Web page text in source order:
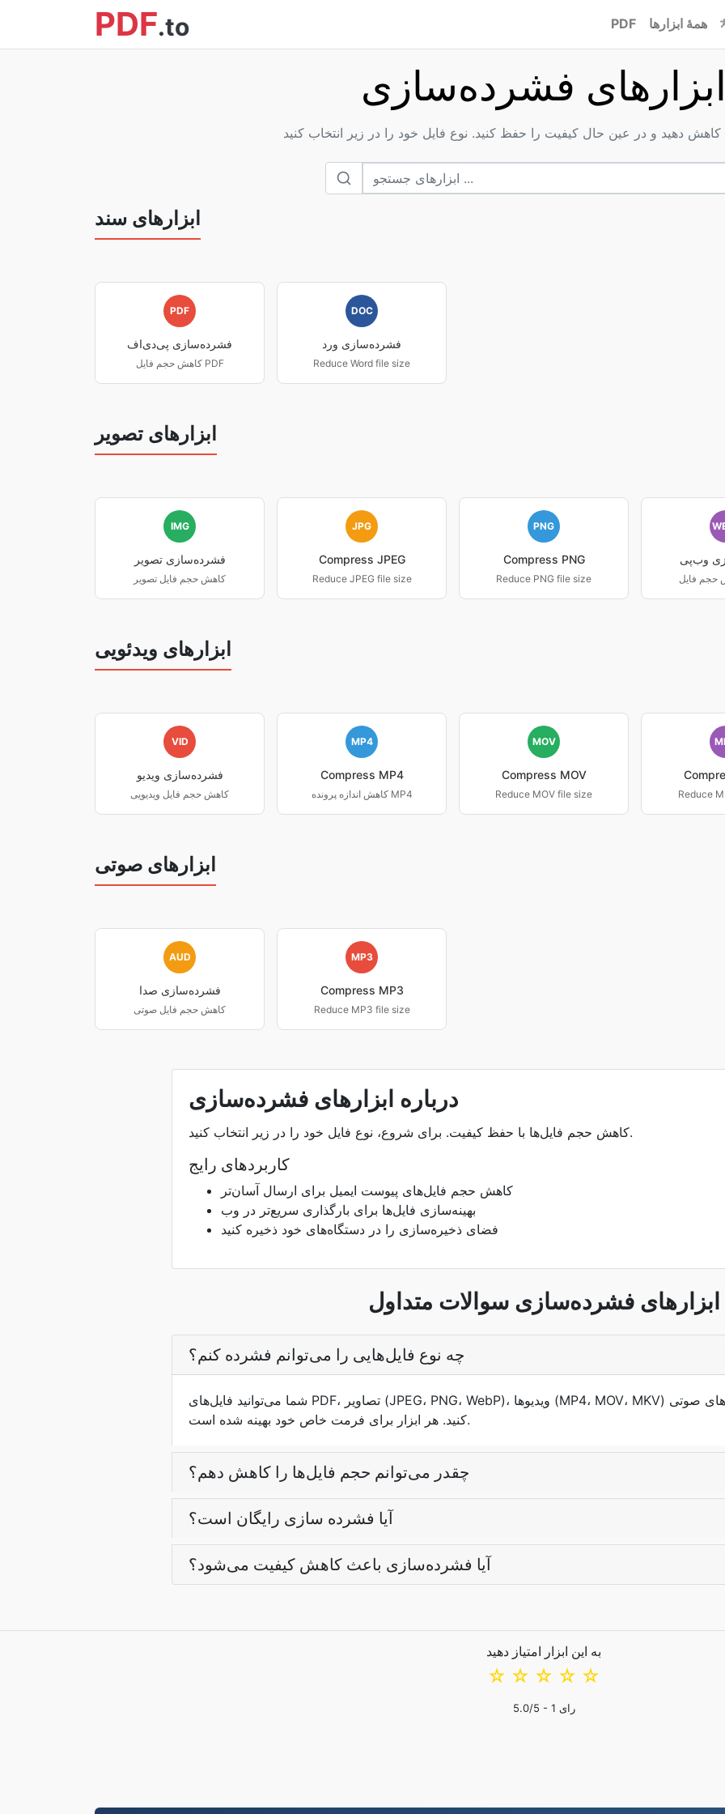
PDF.to PDF همۀ ابزارها
فشرده‌سازی
ابزارهای سند
PDF
فشرده‌سازی پی‌دی‌اف
کاهش حجم فایل PDF
DOC
فشرده‌سازی ورد
Reduce Word file size
ابزارهای تصویر
IMG
فشرده‌سازی تصویر
کاهش حجم فایل تصویر
JPG
Compress JPEG
Reduce JPEG file size
PNG
Compress PNG
Reduce PNG file size
وب‌پی
ابزارهای ویدئویی
VID
فشرده‌سازی ویدیو
کاهش حجم فایل ویدیویی
MP4
Compress MP4
کاهش اندازه پرونده MP4
MOV
Compress MOV
Reduce MOV file size Reduce
ابزارهای صوتی
AUD
فشرده‌سازی صدا
کاهش حجم فایل صوتی
MP3
Compress MP3
Reduce MP3 file size
درباره ابزارهای فشرده‌سازی
کاهش حجم فایل‌ها با حفظ کیفیت. برای شروع، نوع فایل خود را در زیر انتخاب کنید.
کاربردهای رایج
کاهش حجم فایل‌های پیوست ایمیل برای ارسال آسان‌تر
بهینه‌سازی فایل‌ها برای بارگذاری سریع‌تر در وب
فضای ذخیره‌سازی را در دستگاه‌های خود ذخیره کنید
ابزارهای فشرده‌سازی سوالات متداول
چه نوع فایل‌هایی را می‌توانم فشرده کنم؟
شما می‌توانید فایل‌های PDF، تصاویر (JPEG، PNG، WebP)، ویدیوها (MP4، MOV، MKV) و فایل‌های صوتی (MP3، WAV) را فشرده
کنید. هر ابزار برای فرمت خاص خود بهینه شده است.
چقدر می‌توانم حجم فایل‌ها را کاهش دهم؟
آیا فشرده سازی رایگان است؟
آیا فشرده‌سازی باعث کاهش کیفیت می‌شود؟
به این ابزار امتیاز دهید
☆
☆
☆
☆
☆
5.0/5 - 1 رای